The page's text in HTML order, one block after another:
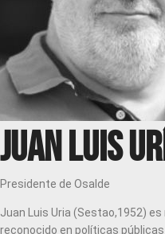
Juan Luis
Presidente de Osalde
Juan Luis Uria (Sestao,1952)
reconocido en políticas públicas